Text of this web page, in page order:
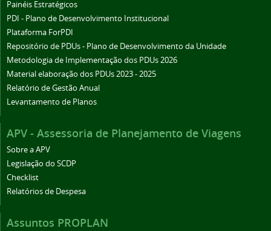
Painéis Estratégicos
PDI - Plano de Desenvolvimento Institucional
Plataforma ForPDI
Repositório de PDUs - Plano de Desenvolvimento da Unidade
Metodologia de Implementação dos PDUs 2026
Material elaboração dos PDUs 2023 - 2025
Relatório de Gestão Anual
Levantamento de Planos
APV - Assessoria de Planejamento de Viagens
Sobre a APV
Legislação do SCDP
Checklist
Relatórios de Despesa
Assuntos PROPLAN